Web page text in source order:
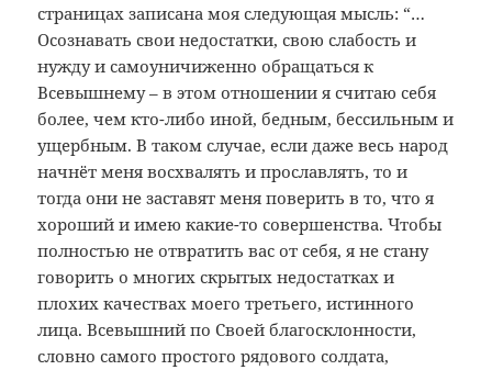
страницах записана моя следующая мысль: “…
Осознавать свои недостатки, свою слабость и
нужду и самоуничиженно обращаться к
Всевышнему – в этом отношении я считаю себя
более, чем кто-либо иной, бедным, бессильным и
ущербным. В таком случае, если даже весь народ
начнёт меня восхвалять и прославлять, то и
тогда они не заставят меня поверить в то, что я
хороший и имею какие-то совершенства. Чтобы
полностью не отвратить вас от себя, я не стану
говорить о многих скрытых недостатках и
плохих качествах моего третьего, истинного
лица. Всевышний по Своей благосклонности,
словно самого простого рядового солдата,